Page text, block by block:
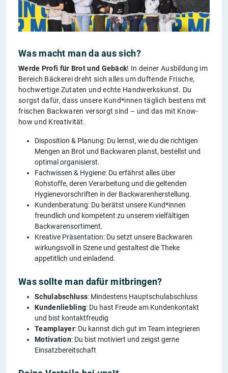
Was macht man da aus sich?
Werde Profi für Brot und Gebäck! In deiner Ausbildung im
Bereich Bäckerei dreht sich alles um duftende Frische,
hochwertige Zutaten und echte Handwerkskunst. Du
sorgst dafür, dass unsere Kund*innen täglich bestens mit
frischen Backwaren versorgt sind – und das mit Know-
how und Kreativität.
Disposition & Planung: Du lernst, wie du die richtigen
Mengen an Brot und Backwaren planst, bestellst und
optimal organisierst.
Fachwissen & Hygiene: Du erfährst alles über
Rohstoffe, deren Verarbeitung und die geltenden
Hygienevorschriften in der Backwarenherstellung.
Kundenberatung: Du berätst unsere Kund*innen
freundlich und kompetent zu unserem vielfältigen
Backwarensortiment.
Kreative Präsentation: Du setzt unsere Backwaren
wirkungsvoll in Szene und gestaltest die Theke
appetitlich und einladend.
Was sollte man dafür mitbringen?
Schulabschluss: Mindestens Hauptschulabschluss
Kundenliebling: Du hast Freude am Kundenkontakt
und bist kontaktfreudig
Teamplayer: Du kannst dich gut im Team integrieren
Motivation: Du bist motiviert und zeigst gerne
Einsatzbereitschaft